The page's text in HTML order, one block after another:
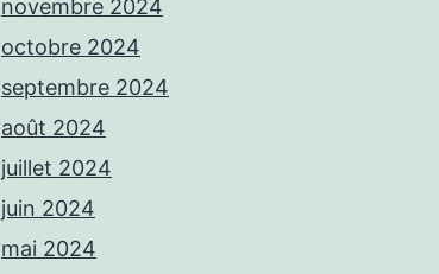
novembre 2024
octobre 2024
septembre 2024
août 2024
juillet 2024
juin 2024
mai 2024